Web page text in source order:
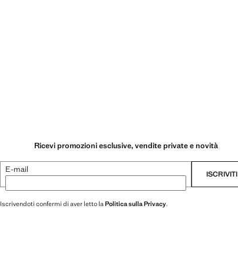
Ricevi promozioni esclusive, vendite private e novità
E-mail ISCRIVITI
Iscrivendoti confermi di aver letto la Politica sulla Privacy.